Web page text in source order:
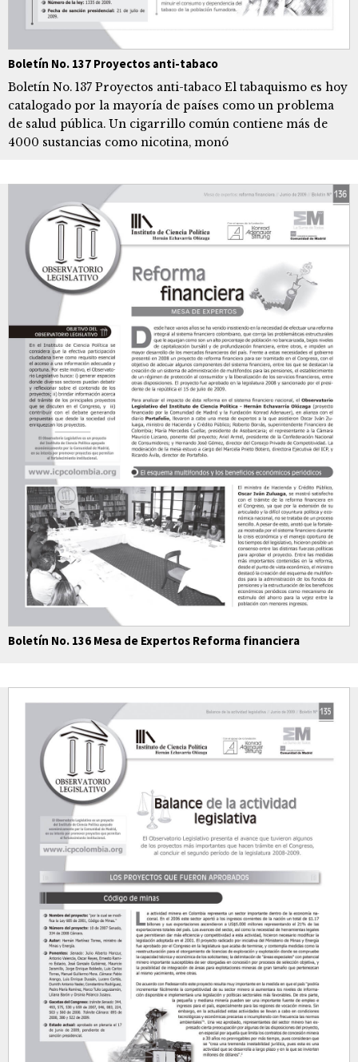
Boletín No. 137 Proyectos anti-tabaco
Boletín No. 137 Proyectos anti-tabaco El tabaquismo es hoy
catalogado por la mayoría de países como un problema
de salud pública. Un cigarrillo común contiene más de
4000 sustancias como nicotina, monó
Boletín No. 136 Mesa de Expertos Reforma financiera